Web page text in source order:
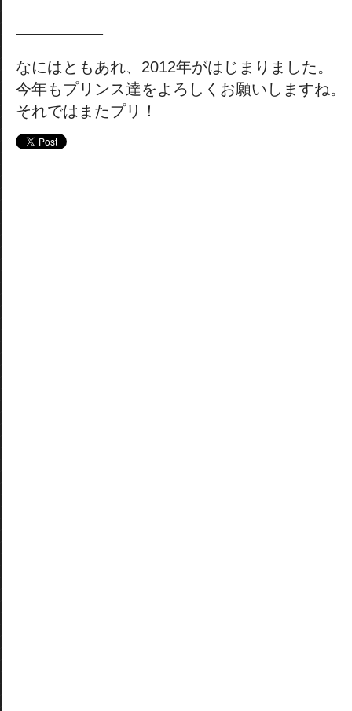
—————–
なにはともあれ、2012年がはじまりました。
今年もプリンス達をよろしくお願いしますね。
それではまたプリ！